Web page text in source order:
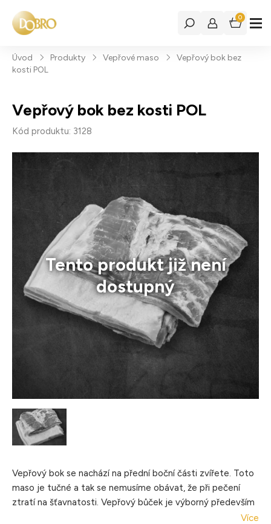
0
Úvod Produkty Vepřové maso
Vepřový bok bez
kosti POL
Vepřový bok bez kosti POL
Kód produktu: 3128
Tento produkt již není
dostupný
Vepřový bok se nachází na přední boční části zvířete. Toto
maso je tučné a tak se nemusíme obávat, že při pečení
ztratí na šťavnatosti. Vepřový bůček je výborný především
na pečení, ale hodí se i na mletí a dělají se z něj výpečky.Více